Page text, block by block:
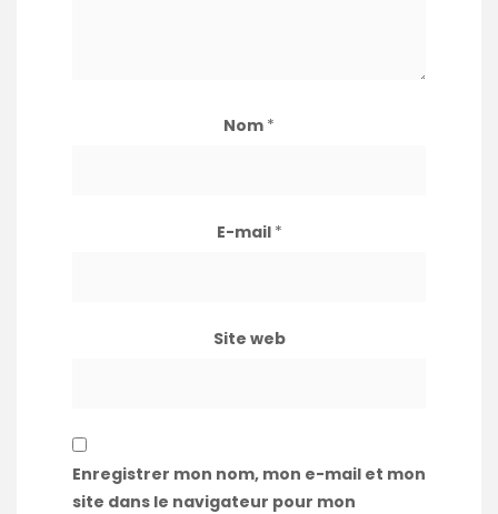
Nom *
E-mail *
Site web
Enregistrer mon nom, mon e-mail et mon
site dans le navigateur pour mon